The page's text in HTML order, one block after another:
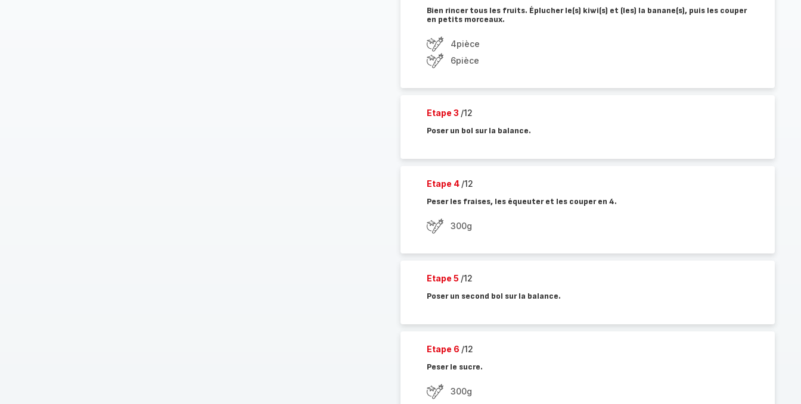
Bien rincer tous les fruits. Éplucher le(s) kiwi(s) et (les) la banane(s), puis les couper
en petits morceaux.
4pièce
6pièce
Etape 3 /12
Poser un bol sur la balance.
Etape 4 /12
Peser les fraises, les équeuter et les couper en 4.
300g
Etape 5 /12
Poser un second bol sur la balance.
Etape 6 /12
Peser le sucre.
300g